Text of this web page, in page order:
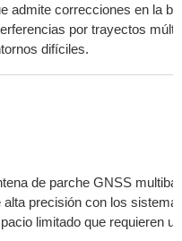
admite correcciones en la
por trayectos
difíciles.
de parche GNSS
alta precisión con los
limitado que requieren